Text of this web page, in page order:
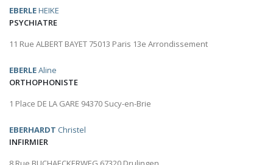
EBERLEHEIKE
PSYCHIATRE
11 Rue ALBERT BAYET 75013 Paris 13e Arrondissement
EBERLEAline
ORTHOPHONISTE
1 Place DE LA GARE 94370 Sucy-en-Brie
EBERHARDT Christel
INFIRMIER